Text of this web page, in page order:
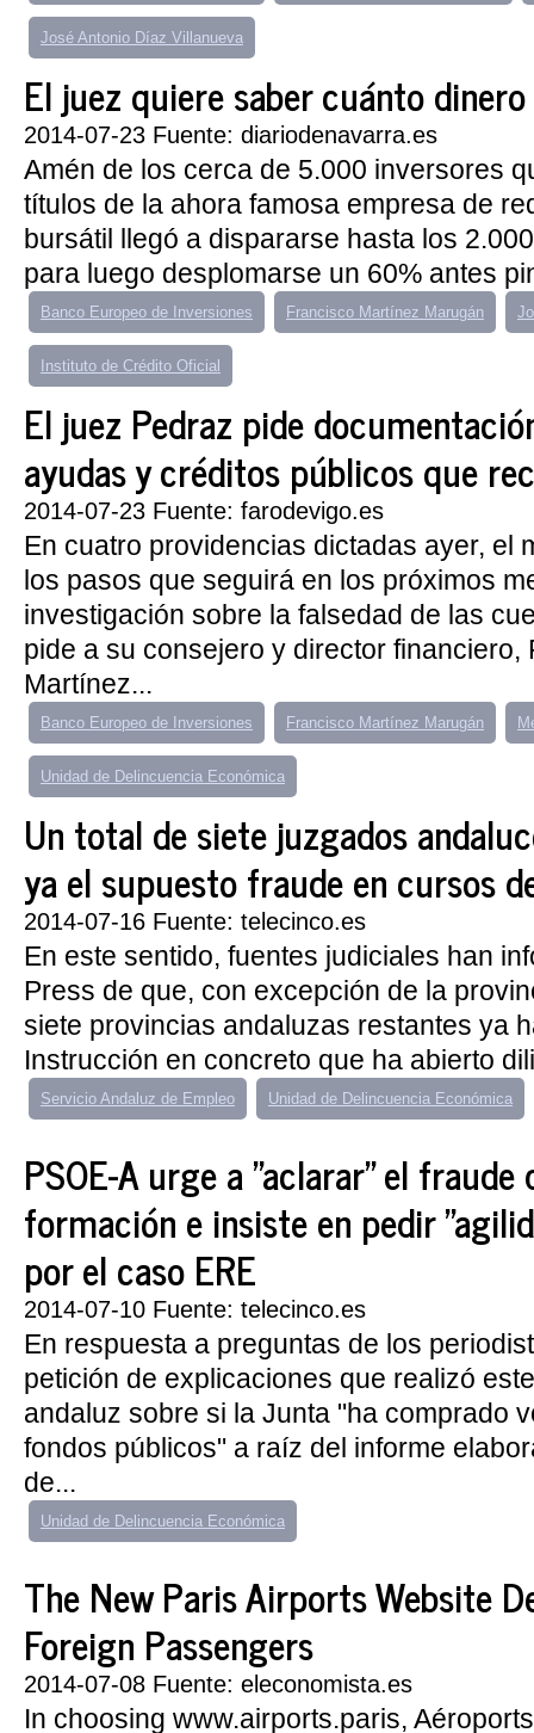
José Antonio Díaz Villanueva
El juez quiere saber cuánto dinero
2014-07-23 Fuente: diariodenavarra.es
Amén de los cerca de 5.000 inversores
títulos de la ahora famosa empresa de
bursátil llegó a dispararse hasta los
para luego desplomarse un 60% antes
Banco Europeo de Inversiones Francisco Martínez Marugán
Instituto de Crédito Oficial
El juez Pedraz pide
ayudas y créditos públicos que
2014-07-23 Fuente: farodevigo.es
En cuatro providencias dictadas ayer, el
los pasos que seguirá en los próximos
investigación sobre la falsedad de las
pide a su consejero y director financiero,
Martínez...
Banco Europeo de Inversiones Francisco Martínez Marugán
Unidad de Delincuencia Económica
Un total de siete juzgados
ya el supuesto fraude en cursos
2014-07-16 Fuente: telecinco.es
En este sentido, fuentes judiciales han
Press de que, con excepción de la
siete provincias andaluzas restantes ya
Instrucción en concreto que ha abierto
Servicio Andaluz de Empleo Unidad de Delincuencia Económica
PSOE-A urge a "aclarar" el
formación e insiste en pedir
por el caso ERE
2014-07-10 Fuente: telecinco.es
En respuesta a preguntas de los
petición de explicaciones que realizó
andaluz sobre si la Junta "ha comprado
fondos públicos" a raíz del informe
de...
Unidad de Delincuencia Económica
The New Paris Airports Website
Foreign Passengers
2014-07-08 Fuente: eleconomista.es
In choosing www.airports.paris,